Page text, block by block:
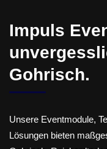
Impuls
Gohrisch.
Unsere Eventmodule,
Lösungen bieten